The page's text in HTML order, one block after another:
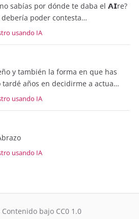
no sabías por dónde te daba el 𝗔𝗜re?
poder contesta…
usando IA
y también la forma en que has
tardé años en decidirme a actua…
usando IA
usando IA
bajo CC0 1.0